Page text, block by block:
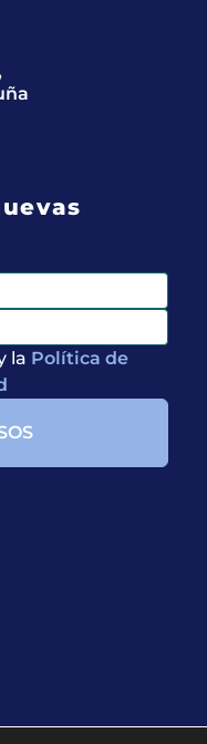
la Política de